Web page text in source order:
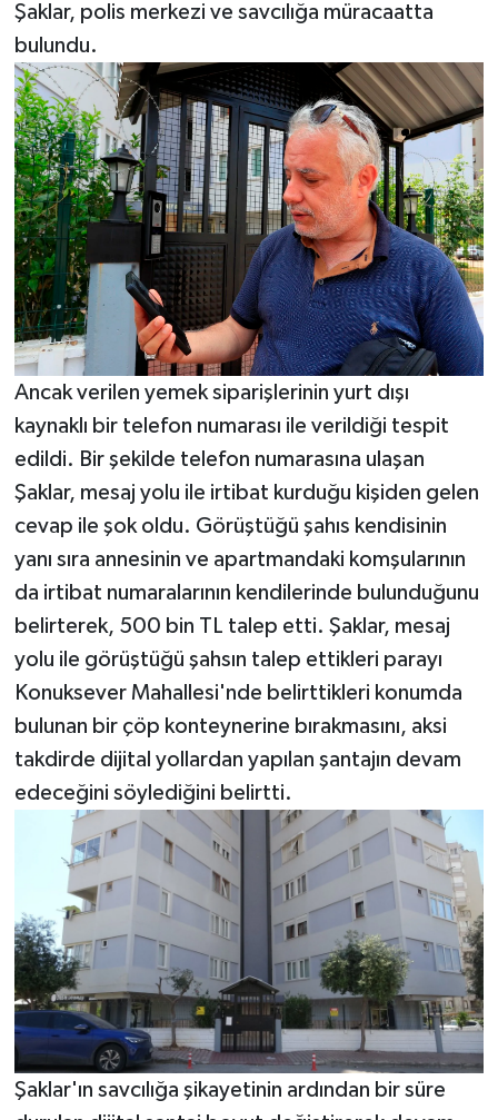
Şaklar, polis merkezi ve savcılığa müracaatta
bulundu.
Ancak verilen yemek siparişlerinin yurt dışı
kaynaklı bir telefon numarası ile verildiği tespit
edildi. Bir şekilde telefon numarasına ulaşan
Şaklar, mesaj yolu ile irtibat kurduğu kişiden gelen
cevap ile şok oldu. Görüştüğü şahıs kendisinin
yanı sıra annesinin ve apartmandaki komşularının
da irtibat numaralarının kendilerinde bulunduğunu
belirterek, 500 bin TL talep etti. Şaklar, mesaj
yolu ile görüştüğü şahsın talep ettikleri parayı
Konuksever Mahallesi'nde belirttikleri konumda
bulunan bir çöp konteynerine bırakmasını, aksi
takdirde dijital yollardan yapılan şantajın devam
edeceğini söylediğini belirtti.
Şaklar'ın savcılığa şikayetinin ardından bir süre